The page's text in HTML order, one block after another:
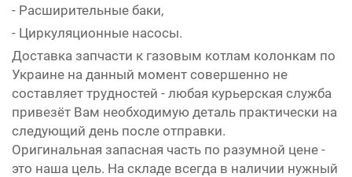
- Расширительные баки,
- Циркуляционные насосы.
Доставка запчасти к газовым котлам колонкам по
Украине на данный момент совершенно не
составляет трудностей - любая курьерская служба
привезёт Вам необходимую деталь практически на
следующий день после отправки.
Оригинальная запасная часть по разумной цене -
это наша цель. На складе всегда в наличии нужный